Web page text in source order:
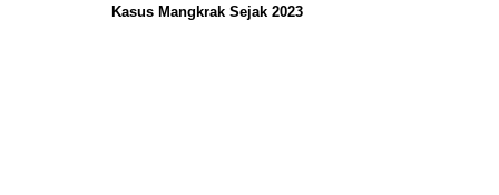
Kasus Mangkrak Sejak 2023